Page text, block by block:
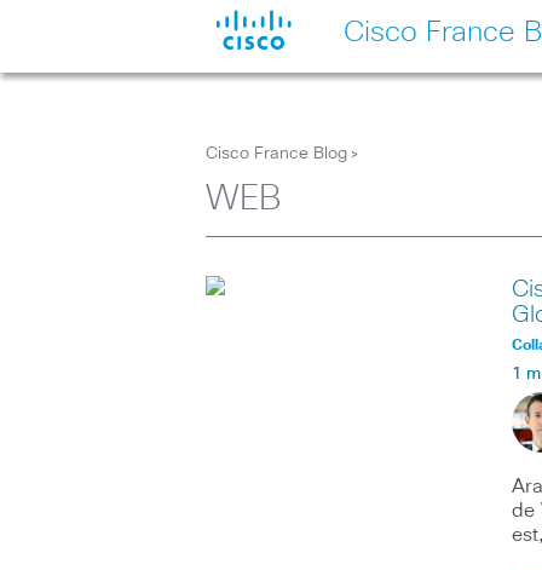
Cisco France
Cisco France Blog >
WEB
1
de